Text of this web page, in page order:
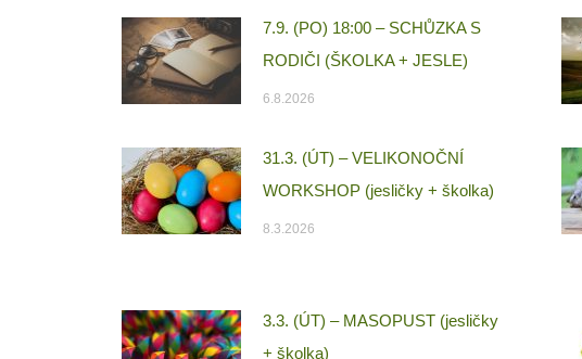
7.9. (PO) 18:00 – SCHŮZKA S
RODIČI (ŠKOLKA + JESLE)
6.8.2026
31.3. (ÚT) – VELIKONOČNÍ
WORKSHOP (jesličky + školka)
8.3.2026
3.3. (ÚT) – MASOPUST (jesličky
+ školka)